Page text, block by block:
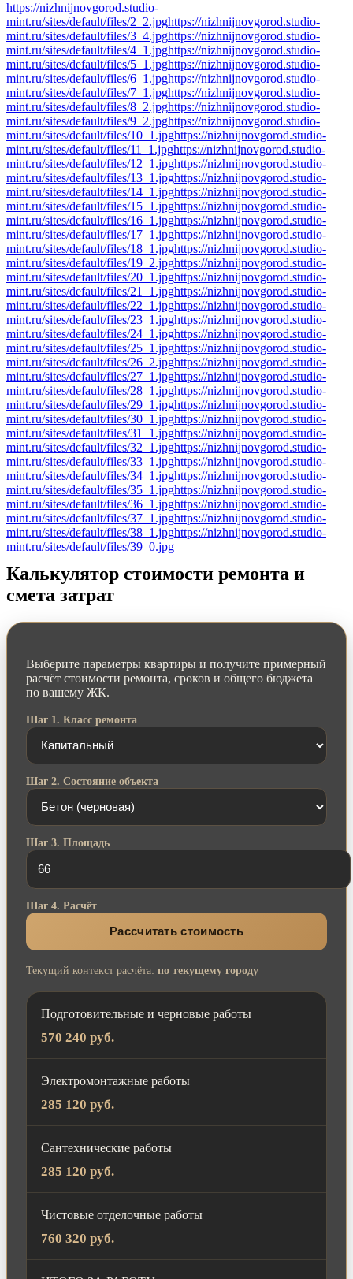
https://nizhnijnovgorod.studio-
mint.ru/sites/default/files/2_2.jpghttps://nizhnijnovgorod.studio-
mint.ru/sites/default/files/3_4.jpghttps://nizhnijnovgorod.studio-
mint.ru/sites/default/files/4_1.jpghttps://nizhnijnovgorod.studio-
mint.ru/sites/default/files/5_1.jpghttps://nizhnijnovgorod.studio-
mint.ru/sites/default/files/6_1.jpghttps://nizhnijnovgorod.studio-
mint.ru/sites/default/files/7_1.jpghttps://nizhnijnovgorod.studio-
mint.ru/sites/default/files/8_2.jpghttps://nizhnijnovgorod.studio-
mint.ru/sites/default/files/9_2.jpghttps://nizhnijnovgorod.studio-
mint.ru/sites/default/files/10_1.jpghttps://nizhnijnovgorod.studio-
mint.ru/sites/default/files/11_1.jpghttps://nizhnijnovgorod.studio-
mint.ru/sites/default/files/12_1.jpghttps://nizhnijnovgorod.studio-
mint.ru/sites/default/files/13_1.jpghttps://nizhnijnovgorod.studio-
mint.ru/sites/default/files/14_1.jpghttps://nizhnijnovgorod.studio-
mint.ru/sites/default/files/15_1.jpghttps://nizhnijnovgorod.studio-
mint.ru/sites/default/files/16_1.jpghttps://nizhnijnovgorod.studio-
mint.ru/sites/default/files/17_1.jpghttps://nizhnijnovgorod.studio-
mint.ru/sites/default/files/18_1.jpghttps://nizhnijnovgorod.studio-
mint.ru/sites/default/files/19_2.jpghttps://nizhnijnovgorod.studio-
mint.ru/sites/default/files/20_1.jpghttps://nizhnijnovgorod.studio-
mint.ru/sites/default/files/21_1.jpghttps://nizhnijnovgorod.studio-
mint.ru/sites/default/files/22_1.jpghttps://nizhnijnovgorod.studio-
mint.ru/sites/default/files/23_1.jpghttps://nizhnijnovgorod.studio-
mint.ru/sites/default/files/24_1.jpghttps://nizhnijnovgorod.studio-
mint.ru/sites/default/files/25_1.jpghttps://nizhnijnovgorod.studio-
mint.ru/sites/default/files/26_2.jpghttps://nizhnijnovgorod.studio-
mint.ru/sites/default/files/27_1.jpghttps://nizhnijnovgorod.studio-
mint.ru/sites/default/files/28_1.jpghttps://nizhnijnovgorod.studio-
mint.ru/sites/default/files/29_1.jpghttps://nizhnijnovgorod.studio-
mint.ru/sites/default/files/30_1.jpghttps://nizhnijnovgorod.studio-
mint.ru/sites/default/files/31_1.jpghttps://nizhnijnovgorod.studio-
mint.ru/sites/default/files/32_1.jpghttps://nizhnijnovgorod.studio-
mint.ru/sites/default/files/33_1.jpghttps://nizhnijnovgorod.studio-
mint.ru/sites/default/files/34_1.jpghttps://nizhnijnovgorod.studio-
mint.ru/sites/default/files/35_1.jpghttps://nizhnijnovgorod.studio-
mint.ru/sites/default/files/36_1.jpghttps://nizhnijnovgorod.studio-
mint.ru/sites/default/files/37_1.jpghttps://nizhnijnovgorod.studio-
mint.ru/sites/default/files/38_1.jpghttps://nizhnijnovgorod.studio-
mint.ru/sites/default/files/39_0.jpg
Калькулятор стоимости ремонта и
смета затрат
Выберите параметры квартиры и получите примерный
расчёт стоимости ремонта, сроков и общего бюджета
по вашему ЖК.
Шаг 1. Класс ремонта
Шаг 2. Состояние объекта
Шаг 3. Площадь
Шаг 4. Расчёт
Рассчитать стоимость
Текущий контекст расчёта: по текущему городу
Подготовительные и черновые работы
570 240 руб.
Электромонтажные работы
285 120 руб.
Сантехнические работы
285 120 руб.
Чистовые отделочные работы
760 320 руб.